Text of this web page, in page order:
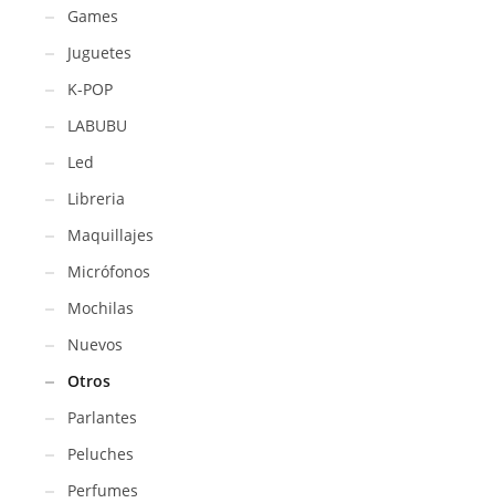
Games
Juguetes
K-POP
LABUBU
Led
Libreria
Maquillajes
Micrófonos
Mochilas
Nuevos
Otros
Parlantes
Peluches
Perfumes